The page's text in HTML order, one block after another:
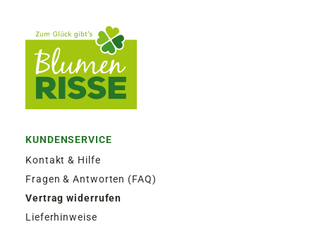
KUNDENSERVICE
Kontakt & Hilfe
Fragen & Antworten (FAQ)
Vertrag widerrufen
Lieferhinweise